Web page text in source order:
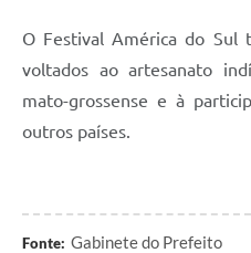
O Festival América do Sul
voltados ao artesanato
mato-grossense e à
outros países.
Fonte: Gabinete do Prefeito